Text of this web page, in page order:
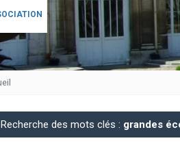
Recherche des mots clés : grandes